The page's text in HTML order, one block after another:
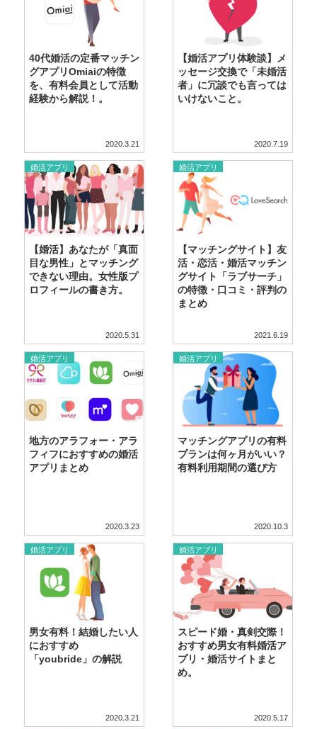
40代婚活の定番マッチン
グアプリOmiaiの特徴
を、有料会員として活動
経験から解説！。
2020.3.21
【婚活アプリ体験談】メ
ッセージ交換で「未婚活
者」に冗談でも言っては
いけないこと。
2020.7.19
【婚活】あなたが「真面
目な男性」とマッチング
できない理由。女性版プ
ロフィールの書き方。
2020.5.31
婚活アプリ
【マッチングサイト】友
活・恋活・婚活マッチン
グサイト「ラブサーチ」
の特徴・口コミ・評判の
まとめ
2021.6.19
婚活アプリ
地方のアラフォー・アラ
フィフにおすすめの婚活
アプリまとめ
2020.3.23
婚活アプリ
マッチングアプリの有料
プランは何ヶ月がいい？
有料利用期間の選び方
2020.10.3
婚活アプリ
男女有料！結婚したい人
におすすめ
「youbride」の解説
2020.3.21
婚活アプリ
スピード婚・真剣交際！
おすすめ男女有料婚活ア
プリ・婚活サイトまと
め。
2020.5.17
婚活アプリ